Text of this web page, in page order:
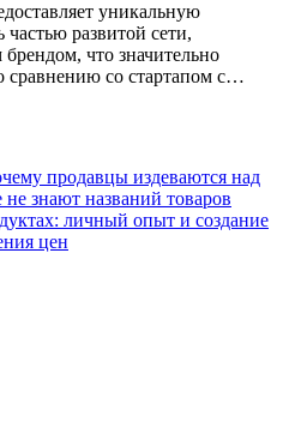
уникальную
развитой сети,
что значительно
со стартапом с…
продавцы издеваются над
знают названий товаров
личный опыт и создание
цен